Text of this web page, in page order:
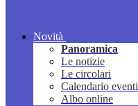
Novità
Panoramica
Le notizie
Le circolari
Calendario eventi
Albo online